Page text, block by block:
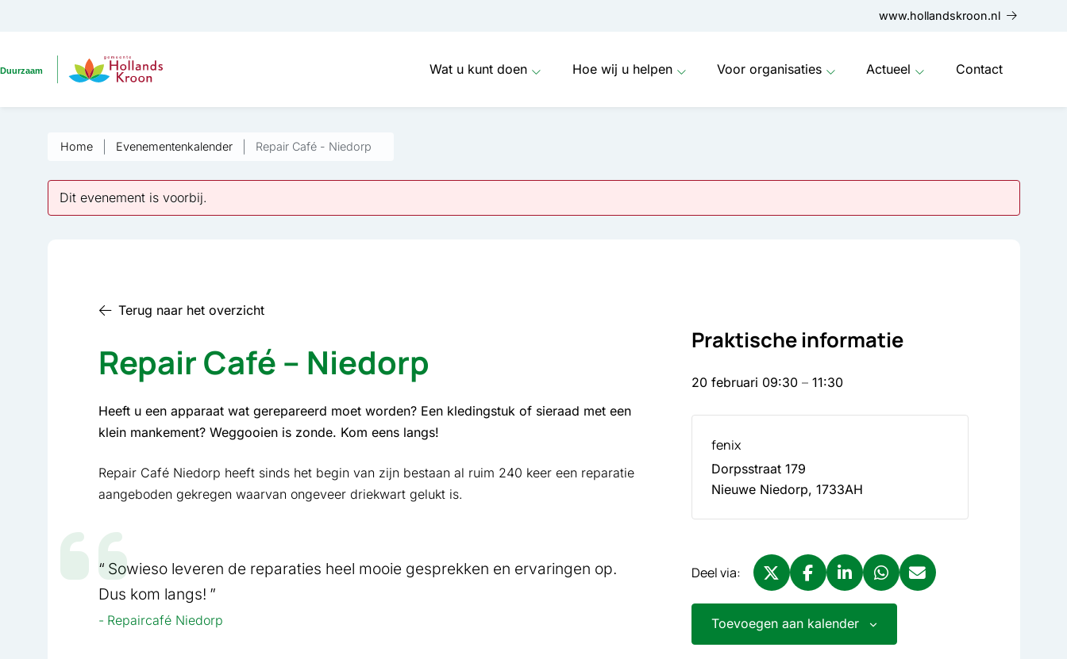
www.hollandskroon.nl
Wat u kunt doen Hoe wij u helpen Voor organisaties Actueel Contact
Home Evenementenkalender Repair Café - Niedorp
Dit evenement is voorbij.
Terug naar het overzicht
Repair Café – Niedorp
Heeft u een apparaat wat gerepareerd moet worden? Een kledingstuk of sieraad met een
klein mankement? Weggooien is zonde. Kom eens langs!
Repair Café Niedorp heeft sinds het begin van zijn bestaan al ruim 240 keer een reparatie
aangeboden gekregen waarvan ongeveer driekwart gelukt is.
Sowieso leveren de reparaties heel mooie gesprekken en ervaringen op.
Dus kom langs!
Repaircafé Niedorp
Praktische informatie
20 februari 09:30 – 11:30
fenix
Dorpsstraat 179
Nieuwe Niedorp, 1733AH
Deel via:
Deel via X, opent in nieuw tabblad
Deel via Facebook, opent in nieuw tabblad
Deel via LinkedIn, opent in nieuw
Deel via WhatsApp, opent in
Toevoegen aan kalender